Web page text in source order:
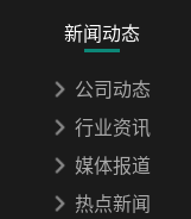
新闻动态
公司动态
行业资讯
媒体报道
热点新闻